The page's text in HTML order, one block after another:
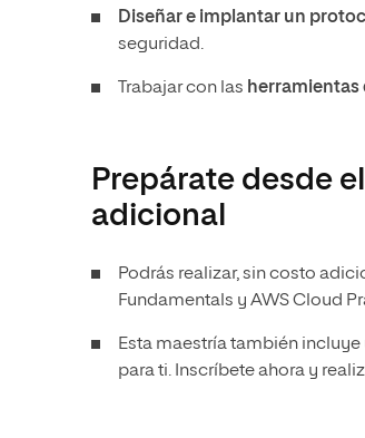
Diseñar e implantar un
seguridad.
Trabajar con las herramientas
Prepárate desde
adicional
Podrás realizar, sin costo
Fundamentals y AWS Cloud
Esta maestría también incluye
para ti. Inscríbete ahora y